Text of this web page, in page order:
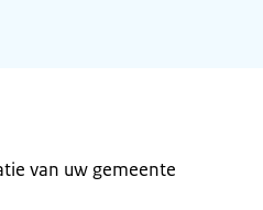
van uw gemeente